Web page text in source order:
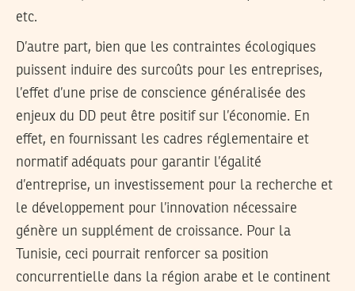
etc.
D’autre part, bien que les contraintes écologiques
puissent induire des surcoûts pour les entreprises,
l’effet d’une prise de conscience généralisée des
enjeux du DD peut être positif sur l’économie. En
effet, en fournissant les cadres réglementaire et
normatif adéquats pour garantir l’égalité
d’entreprise, un investissement pour la recherche et
le développement pour l’innovation nécessaire
génère un supplément de croissance. Pour la
Tunisie, ceci pourrait renforcer sa position
concurrentielle dans la région arabe et le continent